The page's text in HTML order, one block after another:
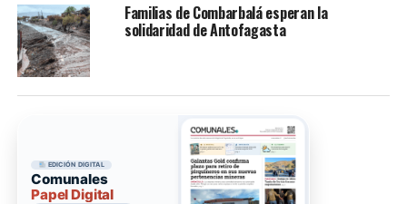
Familias de Combarbalá esperan la
solidaridad de Antofagasta
EDICIÓN DIGITAL
Comunales
Papel Digital